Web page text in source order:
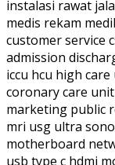
instalasi rawat
medis rekam
customer service
admission
iccu hcu high
coronary care
marketing public
mri usg ultra
motherboard
usb type c hdmi